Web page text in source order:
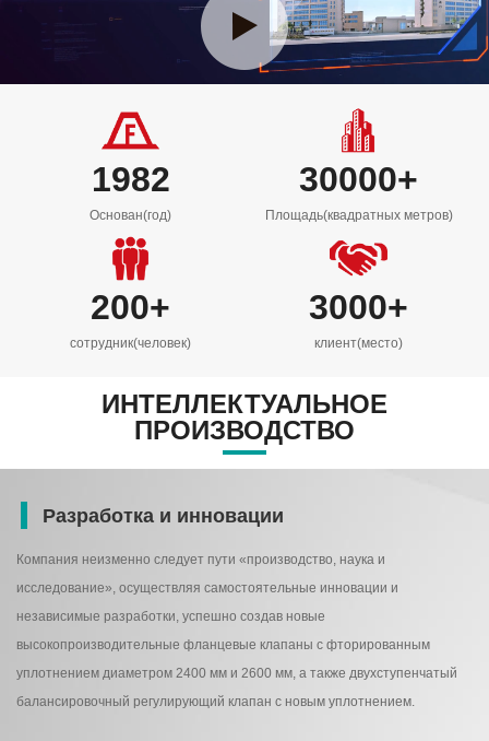
1982
Основан(год)
30000+
Площадь(квадратных метров)
200+
сотрудник(человек)
3000+
клиент(место)
ИНТЕЛЛЕКТУАЛЬНОЕ
ПРОИЗВОДСТВО
Разработка и инновации
Компания неизменно следует пути «производство, наука и
исследование», осуществляя самостоятельные инновации и
независимые разработки, успешно создав новые
высокопроизводительные фланцевые клапаны с фторированным
уплотнением диаметром 2400 мм и 2600 мм, а также двухступенчатый
балансировочный регулирующий клапан с новым уплотнением.